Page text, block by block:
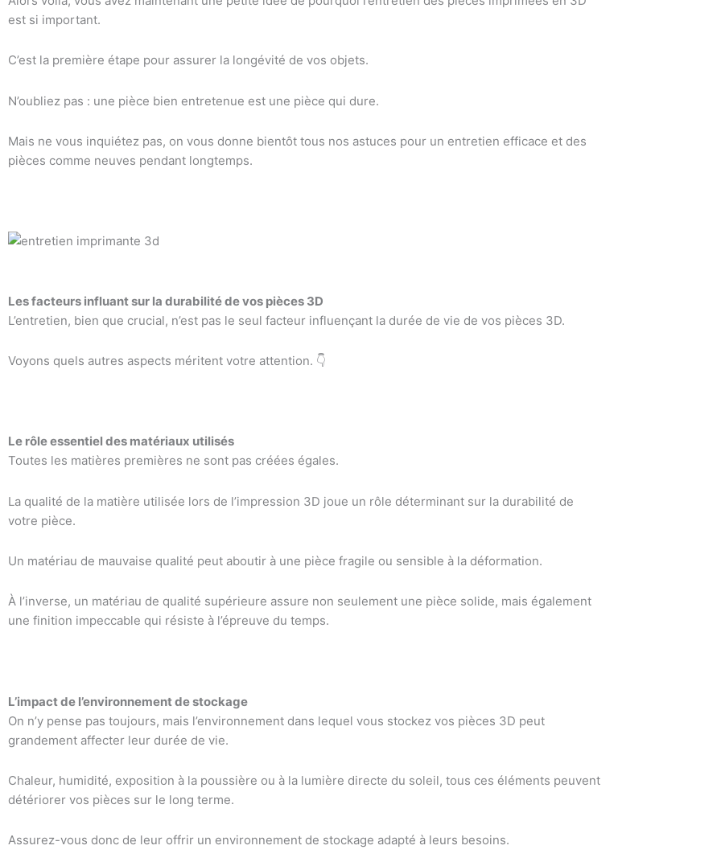
est si important.
C’est la première étape pour assurer la longévité de vos objets.
N’oubliez pas : une pièce bien entretenue est une pièce qui dure.
Mais ne vous inquiétez pas, on vous donne bientôt tous nos astuces pour un entretien efficace et des
pièces comme neuves pendant longtemps.
Les facteurs influant sur la durabilité de vos pièces 3D
L’entretien, bien que crucial, n’est pas le seul facteur influençant la durée de vie de vos pièces 3D.
Voyons quels autres aspects méritent votre attention. 👇
Le rôle essentiel des matériaux utilisés
Toutes les matières premières ne sont pas créées égales.
La qualité de la matière utilisée lors de l’impression 3D joue un rôle déterminant sur la durabilité de
votre pièce.
Un matériau de mauvaise qualité peut aboutir à une pièce fragile ou sensible à la déformation.
À l’inverse, un matériau de qualité supérieure assure non seulement une pièce solide, mais également
une finition impeccable qui résiste à l’épreuve du temps.
L’impact de l’environnement de stockage
On n’y pense pas toujours, mais l’environnement dans lequel vous stockez vos pièces 3D peut
grandement affecter leur durée de vie.
Chaleur, humidité, exposition à la poussière ou à la lumière directe du soleil, tous ces éléments peuvent
détériorer vos pièces sur le long terme.
Assurez-vous donc de leur offrir un environnement de stockage adapté à leurs besoins.